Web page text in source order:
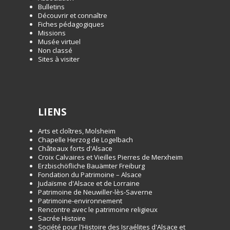
Bulletins
Découvrir et connaître
Fiches pédagogiques
Missions
Musée virtuel
Non classé
Sites à visiter
LIENS
Arts et cloîtres, Molsheim
Chapelle Herzog de Logelbach
Châteaux forts d'Alsace
Croix Calvaires et Vieilles Pierres de Merxheim
Erzbischöfliche Bauämter Freiburg
Fondation du Patrimoine – Alsace
Judaïsme d'Alsace et de Lorraine
Patrimoine de Neuwiller-lès-Saverne
Patrimoine-environnement
Rencontre avec le patrimoine religieux
Sacrée Histoire
Société pour l'Histoire des Israélites d'Alsace et